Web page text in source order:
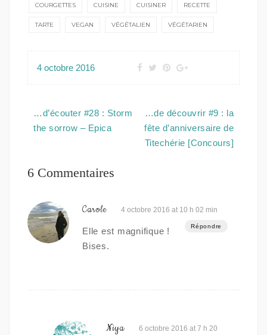
COURGETTES CUISINE CUISINER RECETTE
TARTE VEGAN VÉGÉTALIEN VÉGÉTARIEN
4 octobre 2016
Navigation
de
…d’écouter #28 : Storm
the sorrow – Epica
…de découvrir #9 : la
fête d’anniversaire de
Titechérie [Concours]
6 Commentaires
Carole 4 octobre 2016 at 10 h 02 min
Répondre
Elle est magnifique !
Bises.
Niya
6 octobre 2016 at 7 h 20